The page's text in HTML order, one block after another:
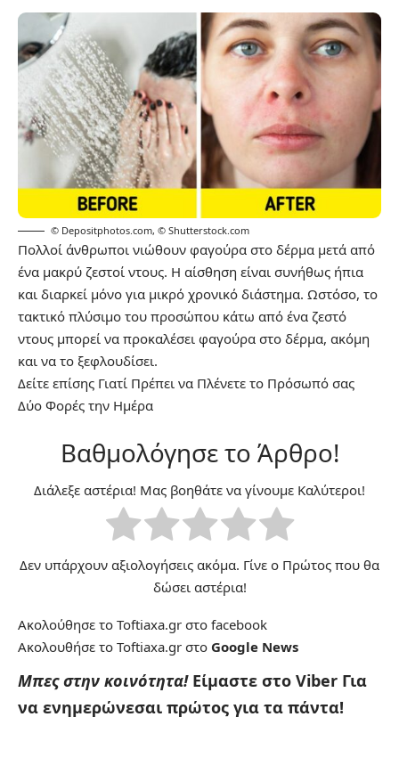
© Depositphotos.com, © Shutterstock.com
Πολλοί άνθρωποι νιώθουν φαγούρα στο δέρμα μετά από
ένα μακρύ ζεστοί ντους. Η αίσθηση είναι συνήθως ήπια
και διαρκεί μόνο για μικρό χρονικό διάστημα. Ωστόσο, το
τακτικό πλύσιμο του προσώπου κάτω από ένα ζεστό
ντους μπορεί να προκαλέσει φαγούρα στο δέρμα, ακόμη
και να το ξεφλουδίσει.
Δείτε επίσης Γιατί Πρέπει να Πλένετε το Πρόσωπό σας
Δύο Φορές την Ημέρα
Βαθμολόγησε το Άρθρο!
Διάλεξε αστέρια! Μας βοηθάτε να γίνουμε Καλύτεροι!
Δεν υπάρχουν αξιολογήσεις ακόμα. Γίνε ο Πρώτος που θα
δώσει αστέρια!
Ακολούθησε το Toftiaxa.gr στο facebook
Ακολουθήσε το Toftiaxa.gr στο Google News
Μπες στην κοινότητα! Είμαστε στο Viber Για
να ενημερώνεσαι πρώτος για τα πάντα!